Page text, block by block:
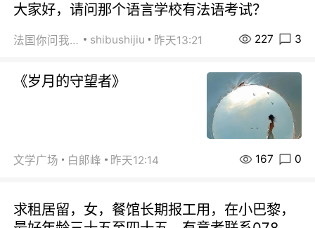
大家好，请问那个语言学校有法语考试？
法国你问我答 shibushijiu 昨天13:21 227 3
《岁月的守望者》
文学广场 白郞峰 昨天12:14 167 0
求租居留，女，餐馆长期报工用，在小巴黎，